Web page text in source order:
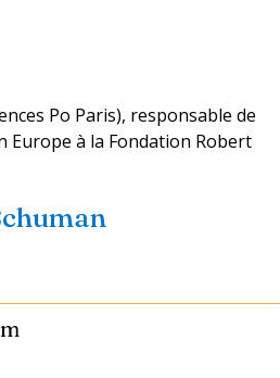
Po Paris), responsable de
Europe à la Fondation Robert